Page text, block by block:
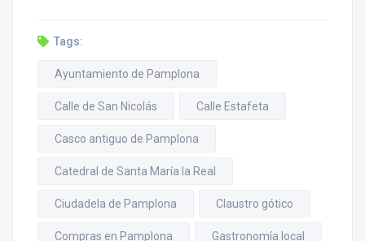
Tags:
Ayuntamiento de Pamplona
Calle de San Nicolás Calle Estafeta
Casco antiguo de Pamplona
Catedral de Santa María la Real
Ciudadela de Pamplona Claustro gótico
Compras en Pamplona Gastronomía local